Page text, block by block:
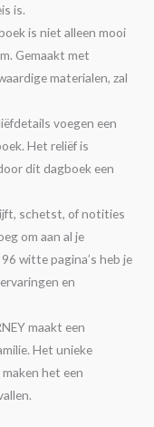
is.
is niet alleen mooi
Gemaakt met
materialen, zal
voegen een
Het reliëf is
dit dagboek een
schetst, of notities
om aan al je
witte pagina’s heb je
en
maakt een
Het unieke
het een